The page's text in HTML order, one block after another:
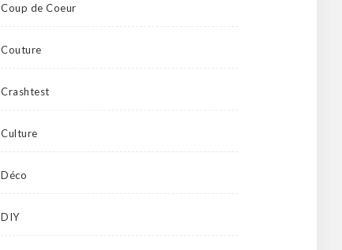
Coup de Coeur
Couture
Crashtest
Culture
Déco
DIY